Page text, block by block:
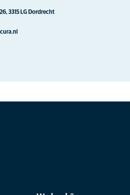
3315 LG Dordrecht